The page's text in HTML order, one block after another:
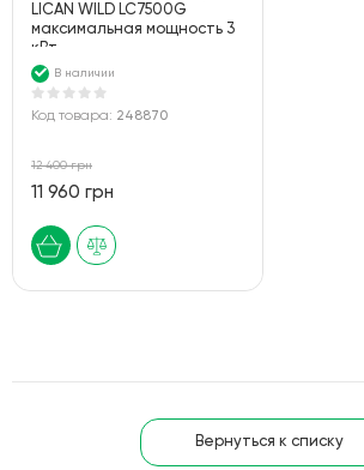
LICAN WILD LC7500G
максимальная мощность 3
кВт
В наличии
Код товара: 248870
12 400 грн
11 960 грн
Вернуться к списку